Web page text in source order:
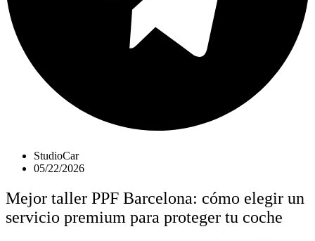
StudioCar
05/22/2026
Mejor taller PPF Barcelona: cómo elegir un
servicio premium para proteger tu coche